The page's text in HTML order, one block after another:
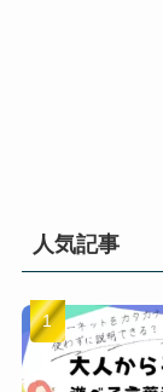
人気記事